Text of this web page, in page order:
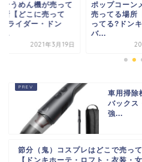
そうめん機が売って
所【どこに売って
ライダー・ドン
...
2021年3月19日
ポップコーン
売ってる場所
ってる?ドン
バ...
車用掃除
バックス
強...
節分（鬼）コスプレはどこで売っ